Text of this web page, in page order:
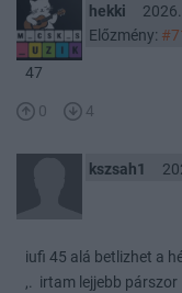
hekki
Előzmény:
47
0 4
kszsah1
iufi 45 alá betlizhet a
,. irtam lejjebb párszor